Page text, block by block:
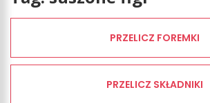
PRZELICZ FOREMKI
PRZELICZ SKŁADNIKI